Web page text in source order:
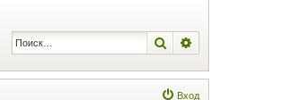
Поиск
Вход